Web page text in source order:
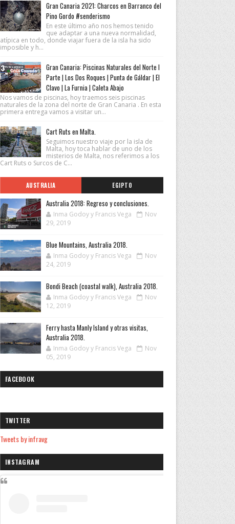
Gran Canaria 2021: Charcos en Barranco del
Pino Gordo #senderismo
En este último año nos hemos tenido
que adaptar a una nueva normalidad,
atípica en todo, donde viajar fuera de la isla ha sido
imposible y h...
Gran Canaria: Piscinas Naturales del Norte I
Parte | Los Dos Roques | Punta de Gáldar | El
Clavo | La Furnia | Caleta Abajo
Nos vamos de piscinas, hoy traemos seis piscinas
naturales de la zona del norte de Gran Canaria . En esta
primera entrega vamos a visitar un...
Cart Ruts en Malta.
Seguimos nuestro viaje por la isla de
Malta, hoy toca hablar de uno de los
misterios de Malta, nos referimos a los
Cart Ruts o Surcos de C...
AUSTRALIA EGIPTO
Australia 2018: Regreso y conclusiones.
Inma Godoy y Francis Vega
Nov
29, 2019
Blue Mountains, Australia 2018.
Inma Godoy y Francis Vega
Nov
24, 2019
Bondi Beach (coastal walk), Australia 2018.
Inma Godoy y Francis Vega
Nov
12, 2019
Ferry hasta Manly Island y otras visitas,
Australia 2018.
Inma Godoy y Francis Vega
Nov
05, 2019
FACEBOOK
TWITTER
Tweets by infravg
INSTAGRAM